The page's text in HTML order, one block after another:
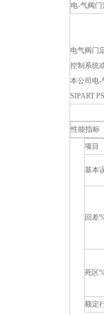
电-气阀门
电气阀门
控制系统
本公司电-
SIPART
性能指标
项目
基本
回差
死区
额定